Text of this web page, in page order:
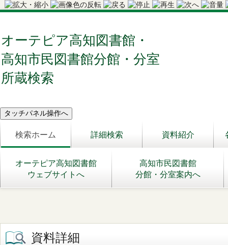
オーテピア高知図書館・
高知市民図書館分館・分室
所蔵検索
検索ホーム 詳細検索 資料紹介
オーテピア高知図書館
ウェブサイトへ
高知市民図書館
分館・分室案内へ
資料詳細